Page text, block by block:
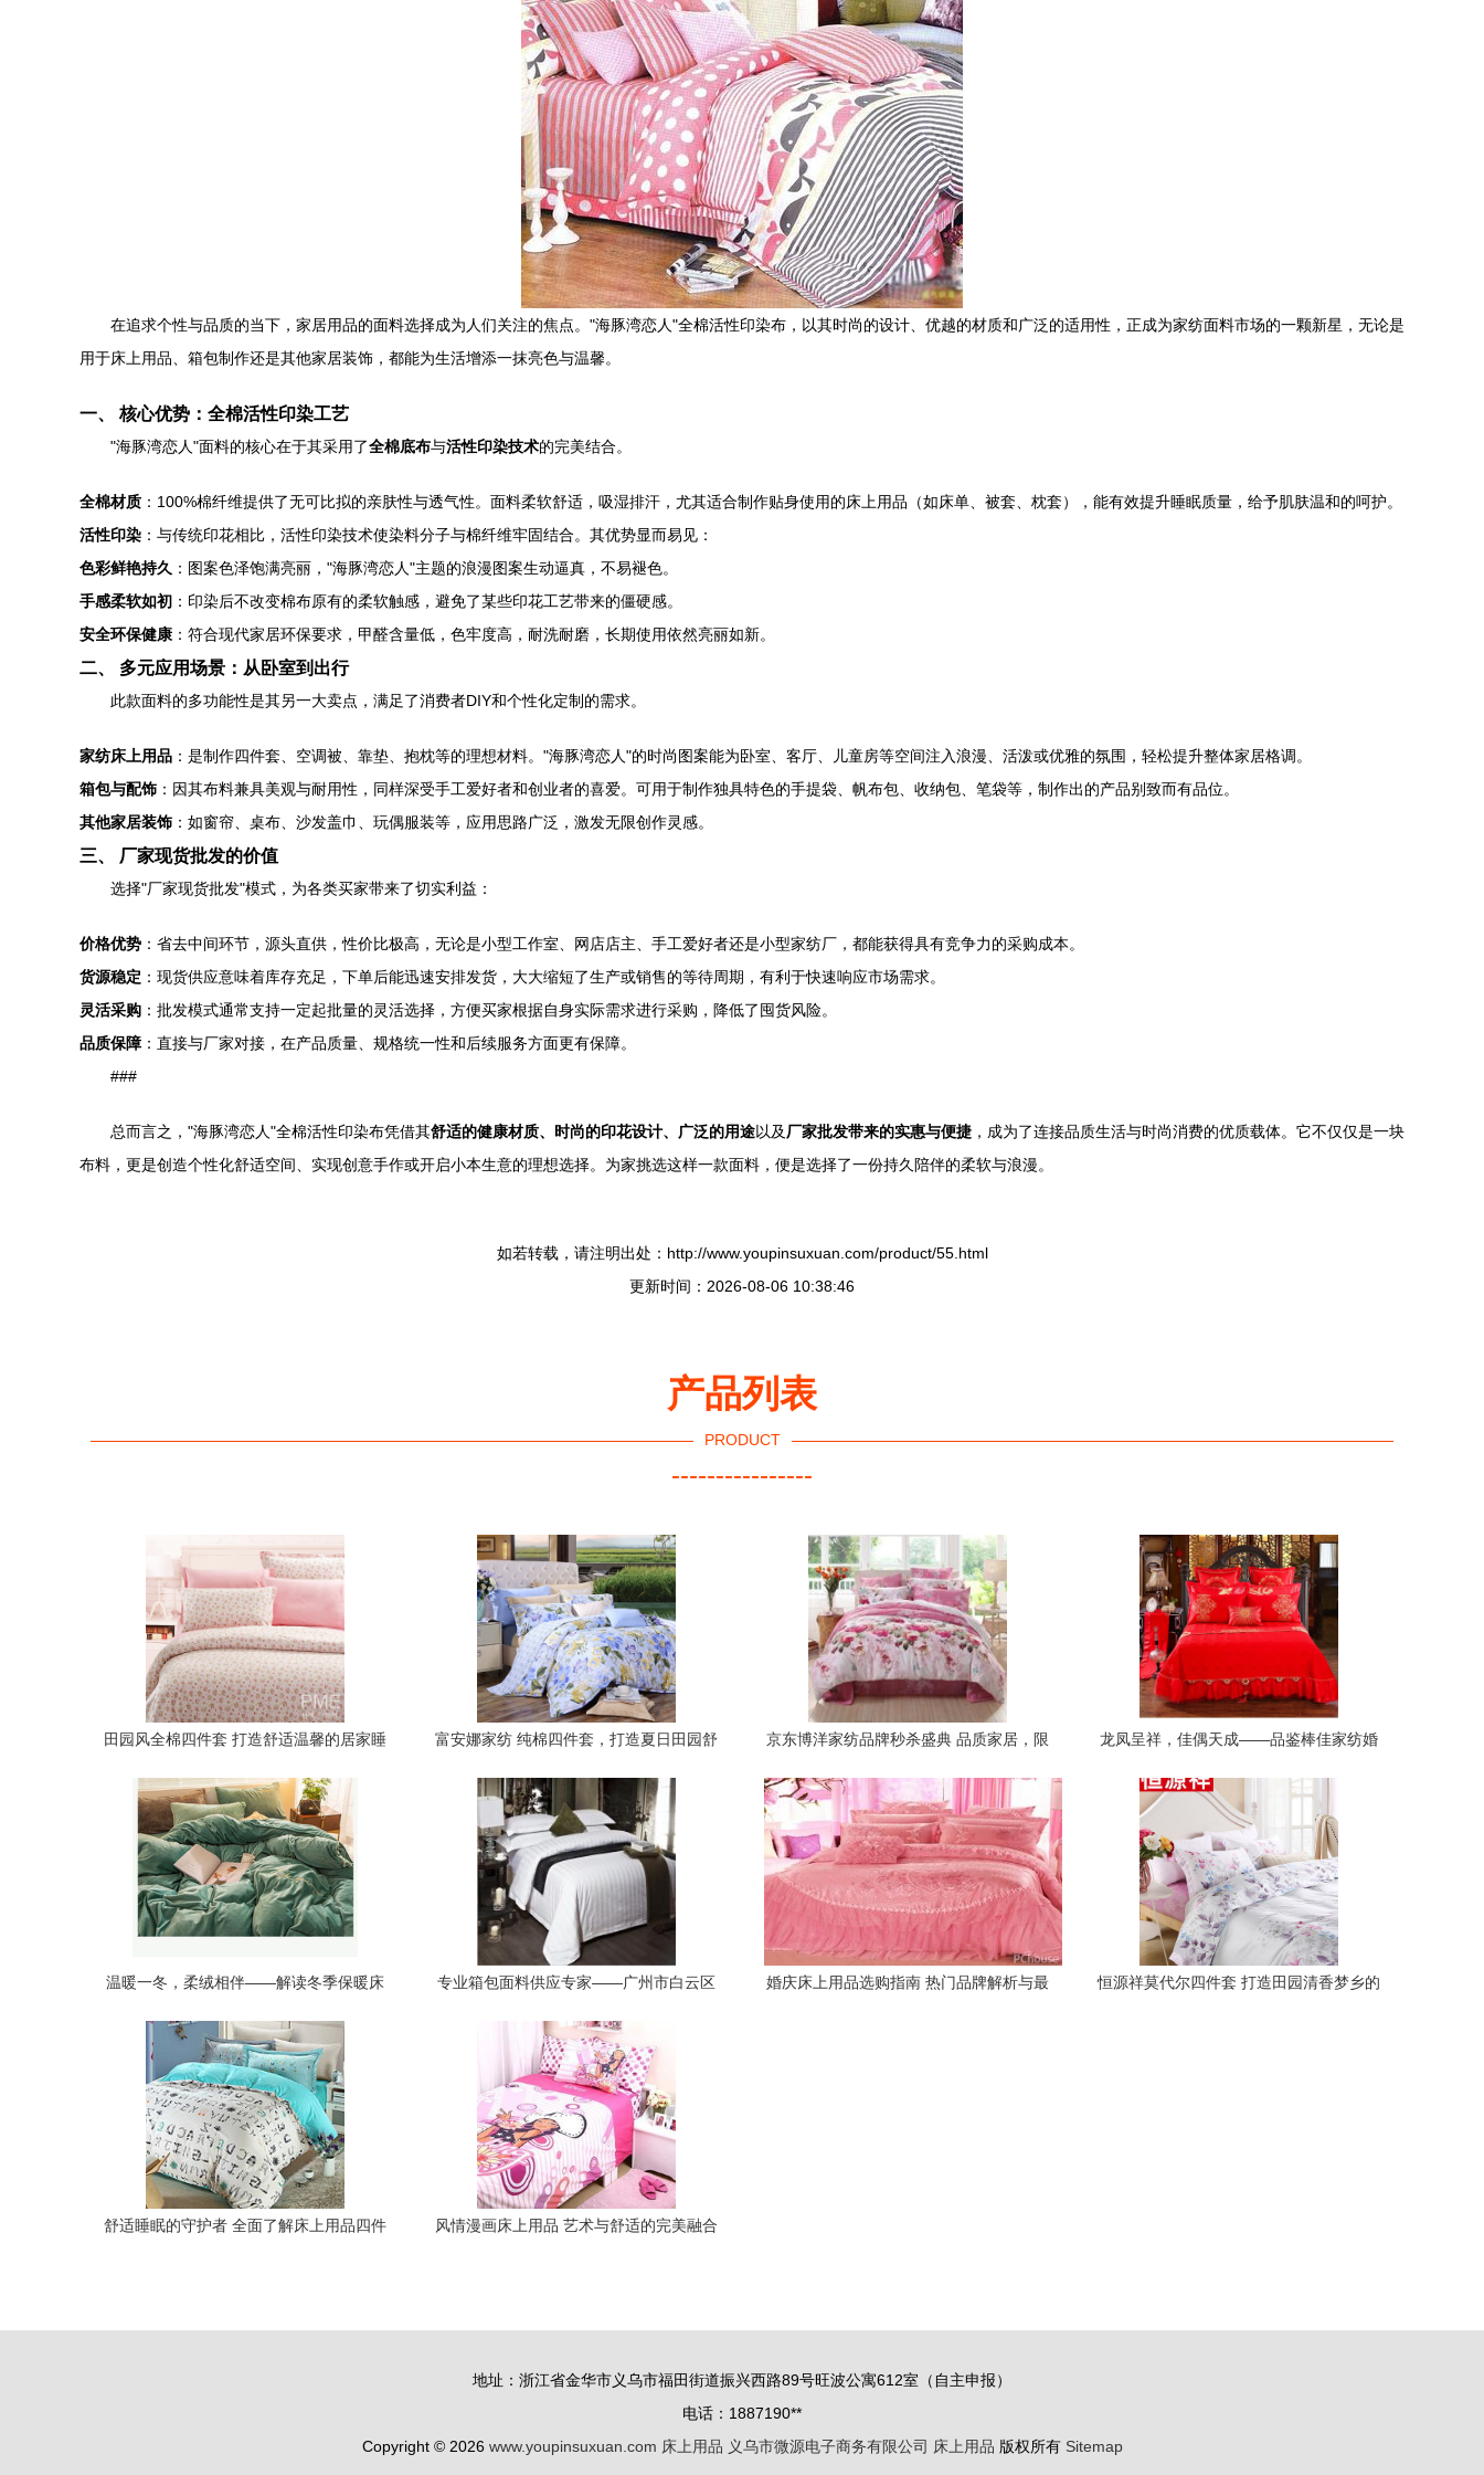
在追求个性与品质的当下，家居用品的面料选择成为人们关注的焦点。"海豚湾恋人"全棉活性印染布，以其时尚的设计、优越的材质和广泛的适用性，正成为家纺面料市场的一颗新星，无论是
用于床上用品、箱包制作还是其他家居装饰，都能为生活增添一抹亮色与温馨。
一、 核心优势：全棉活性印染工艺
"海豚湾恋人"面料的核心在于其采用了全棉底布与活性印染技术的完美结合。
全棉材质 ：100%棉纤维提供了无可比拟的亲肤性与透气性。面料柔软舒适，吸湿排汗，尤其适合制作贴身使用的床上用品（如床单、被套、枕套），能有效提升睡眠质量，给予肌肤温和的呵护。
活性印染 ：与传统印花相比，活性印染技术使染料分子与棉纤维牢固结合。其优势显而易见：
色彩鲜艳持久 ：图案色泽饱满亮丽，"海豚湾恋人"主题的浪漫图案生动逼真，不易褪色。
手感柔软如初 ：印染后不改变棉布原有的柔软触感，避免了某些印花工艺带来的僵硬感。
安全环保健康 ：符合现代家居环保要求，甲醛含量低，色牢度高，耐洗耐磨，长期使用依然亮丽如新。
二、 多元应用场景：从卧室到出行
此款面料的多功能性是其另一大卖点，满足了消费者DIY和个性化定制的需求。
家纺床上用品 ：是制作四件套、空调被、靠垫、抱枕等的理想材料。"海豚湾恋人"的时尚图案能为卧室、客厅、儿童房等空间注入浪漫、活泼或优雅的氛围，轻松提升整体家居格调。
箱包与配饰 ：因其布料兼具美观与耐用性，同样深受手工爱好者和创业者的喜爱。可用于制作独具特色的手提袋、帆布包、收纳包、笔袋等，制作出的产品别致而有品位。
其他家居装饰 ：如窗帘、桌布、沙发盖巾、玩偶服装等，应用思路广泛，激发无限创作灵感。
三、 厂家现货批发的价值
选择"厂家现货批发"模式，为各类买家带来了切实利益：
价格优势 ：省去中间环节，源头直供，性价比极高，无论是小型工作室、网店店主、手工爱好者还是小型家纺厂，都能获得具有竞争力的采购成本。
货源稳定 ：现货供应意味着库存充足，下单后能迅速安排发货，大大缩短了生产或销售的等待周期，有利于快速响应市场需求。
灵活采购 ：批发模式通常支持一定起批量的灵活选择，方便买家根据自身实际需求进行采购，降低了囤货风险。
品质保障 ：直接与厂家对接，在产品质量、规格统一性和后续服务方面更有保障。
###
总而言之，"海豚湾恋人"全棉活性印染布凭借其舒适的健康材质、时尚的印花设计、广泛的用途以及厂家批发带来的实惠与便捷 ，成为了连接品质生活与时尚消费的优质载体。它不仅仅是一块
布料，更是创造个性化舒适空间、实现创意手作或开启小本生意的理想选择。为家挑选这样一款面料，便是选择了一份持久陪伴的柔软与浪漫。
如若转载，请注明出处：http://www.youpinsuxuan.com/product/55.html
更新时间：2026-08-06 10:38:46
产品列表
PRODUCT
----------------
田园风全棉四件套 打造舒适温馨的居家睡
富安娜家纺 纯棉四件套，打造夏日田园舒
京东博洋家纺品牌秒杀盛典 品质家居，限
龙凤呈祥，佳偶天成——品鉴棒佳家纺婚
温暖一冬，柔绒相伴——解读冬季保暖床
专业箱包面料供应专家——广州市白云区
婚庆床上用品选购指南 热门品牌解析与最
恒源祥莫代尔四件套 打造田园清香梦乡的
舒适睡眠的守护者 全面了解床上用品四件
风情漫画床上用品 艺术与舒适的完美融合
地址：浙江省金华市义乌市福田街道振兴西路89号旺波公寓612室（自主申报）
电话：1887190**
Copyright © 2026 www.youpinsuxuan.com 床上用品 义乌市微源电子商务有限公司 床上用品 版权所有 Sitemap